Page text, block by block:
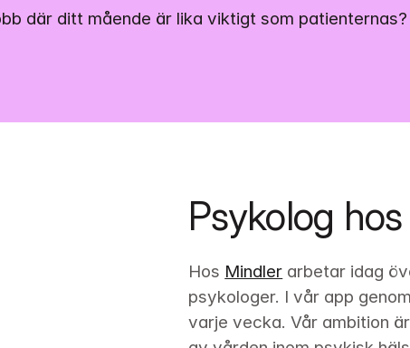
där ditt mående är lika viktigt som
Psykolog
Hos Mindler arbetar idag
psykologer. I vår app
varje vecka. Vår ambition